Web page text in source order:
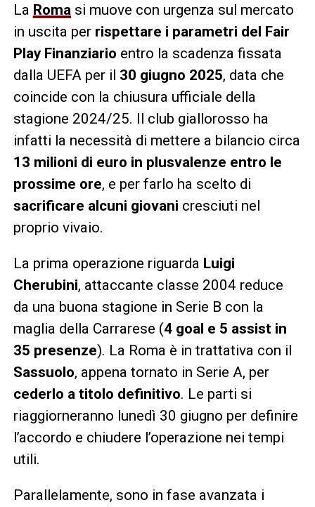
La Roma si muove con urgenza sul mercato
in uscita per rispettare i parametri del Fair
Play Finanziario entro la scadenza fissata
dalla UEFA per il 30 giugno 2025, data che
coincide con la chiusura ufficiale della
stagione 2024/25. Il club giallorosso ha
infatti la necessità di mettere a bilancio circa
13 milioni di euro in plusvalenze entro le
prossime ore, e per farlo ha scelto di
sacrificare alcuni giovani cresciuti nel
proprio vivaio.
La prima operazione riguarda Luigi
Cherubini, attaccante classe 2004 reduce
da una buona stagione in Serie B con la
maglia della Carrarese (4 goal e 5 assist in
35 presenze). La Roma è in trattativa con il
Sassuolo, appena tornato in Serie A, per
cederlo a titolo definitivo. Le parti si
riaggiorneranno lunedì 30 giugno per definire
l’accordo e chiudere l’operazione nei tempi
utili.
Parallelamente, sono in fase avanzata i